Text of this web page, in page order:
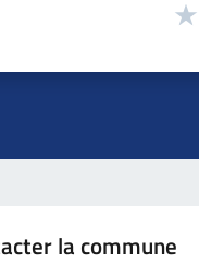
la commune